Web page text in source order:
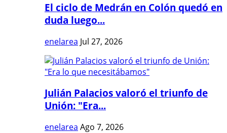
El ciclo de Medrán en Colón quedó en
duda luego...
enelarea Jul 27, 2026
Julián Palacios valoró el triunfo de
Unión: "Era...
enelarea Ago 7, 2026